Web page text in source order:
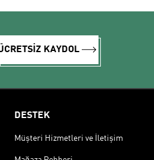
KAYDOL
DESTEK
Müşteri Hizmetleri ve İletişim